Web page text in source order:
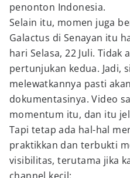
penonton Indonesia.
Selain itu, momen juga
Galactus di Senayan itu
hari Selasa, 22 Juli. Tidak
pertunjukan kedua. Jadi,
melewatkannya pasti
dokumentasinya. Video
momentum itu, dan itu
Tapi tetap ada hal-hal
praktikkan dan terbukti
visibilitas, terutama jika